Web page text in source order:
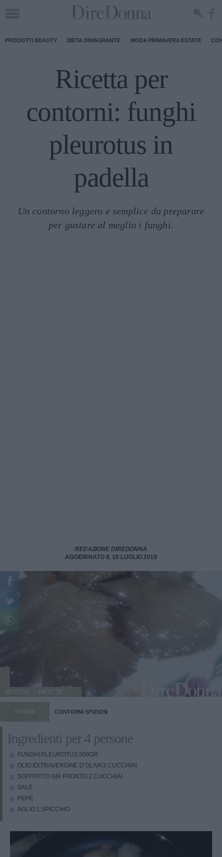
PRODOTTI BEAUTY DIETA DIMAGRANTE MODA PRIMAVERA ESTATE
Ricetta per
contorni: funghi
pleurotus in
padella
Un contorno leggero e semplice da preparare
per gustare al meglio i funghi.
REDAZIONE DIREDONNA
AGGIORNATO IL 10 LUGLIO 2019
RICETTA
STORIA CONTORNI SFIZIOSI
Ingredienti per 4 persone
FUNGHI PLEUROTUS 300GR
OLIO EXTRAVERGINE D’OLIVA 3 CUCCHIAI
SOFFRITTO GIÀ PRONTO 2 CUCCHIAI
SALE
PEPE
AGLIO 1 SPICCHIO